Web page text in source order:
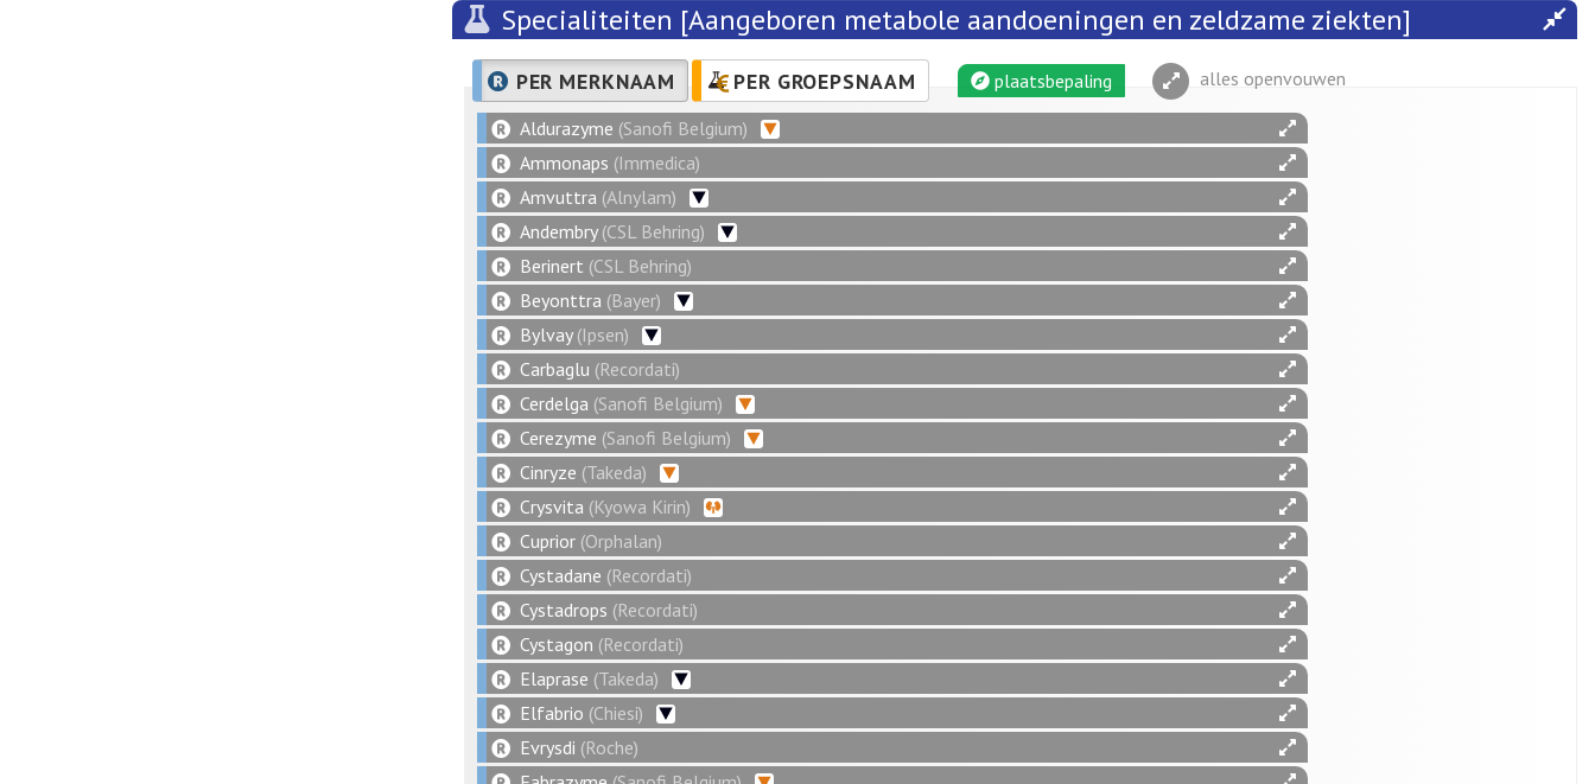
Specialiteiten [Aangeboren metabole aandoeningen en zeldzame ziekten]
PER MERKNAAM PER GROEPSNAAM plaatsbepaling alles openvouwen
Aldurazyme (Sanofi Belgium)
Ammonaps (Immedica)
Amvuttra (Alnylam)
Andembry(CSL Behring)
Berinert (CSL Behring)
Beyonttra (Bayer)
Bylvay(Ipsen)
Carbaglu (Recordati)
Cerdelga (Sanofi Belgium)
Cerezyme (Sanofi Belgium)
Cinryze (Takeda)
Crysvita (Kyowa Kirin)
Cuprior (Orphalan)
Cystadane (Recordati)
Cystadrops (Recordati)
Cystagon (Recordati)
Elaprase (Takeda)
Elfabrio (Chiesi)
Evrysdi (Roche)